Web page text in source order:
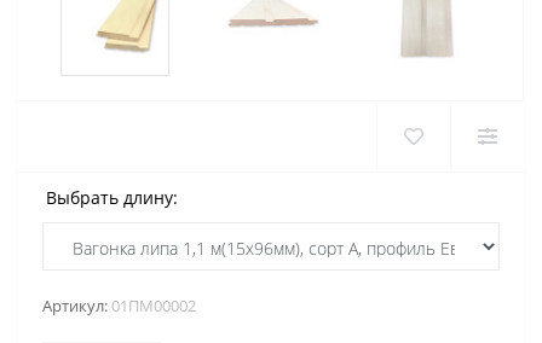
Артикул:01ПМ00002
Выбрать длину: